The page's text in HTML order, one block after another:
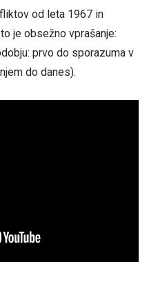
od leta 1967 in
je obsežno vprašanje:
prvo do sporazuma v
do danes).